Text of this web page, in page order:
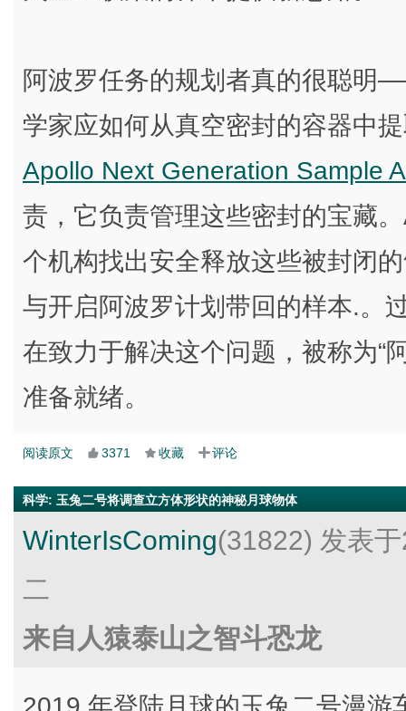
阿波罗任务的规划者真的很聪明
学家应如何从真空密封的容器中
Apollo Next Generation Sample
责，它负责管理这些密封的宝藏
个机构找出安全释放这些被封闭
与开启阿波罗计划带回的样本.。
在致力于解决这个问题，被称为“
准备就绪。
阅读原文 3371 收藏 评论
科学: 玉兔二号将调查立方体形状的神秘月球物体
WinterIsComing(31822) 发表
二
来自人猿泰山之智斗恐龙